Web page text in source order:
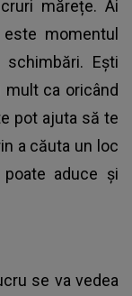
mărețe. Ai
momentul
Ești
ca oricând
pot ajuta să te
a căuta un loc
aduce și
se va vedea